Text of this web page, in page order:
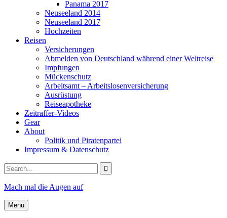
Panama 2017
Neuseeland 2014
Neuseeland 2017
Hochzeiten
Reisen
Versicherungen
Abmelden von Deutschland während einer Weltreise
Impfungen
Mückenschutz
Arbeitsamt – Arbeitslosenversicherung
Ausrüstung
Reiseapotheke
Zeitraffer-Videos
Gear
About
Politik und Piratenpartei
Impressum & Datenschutz
Search
for:
Mach mal die Augen auf
Menu